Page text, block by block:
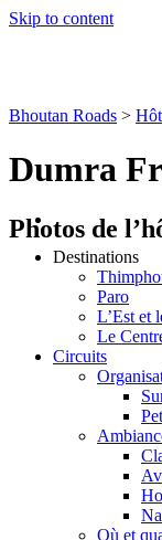
Skip to content
Destinations
Paro
L’Est et
Le
Circuits
Où et
Bhoutan Roads >
Dumra
Photos de